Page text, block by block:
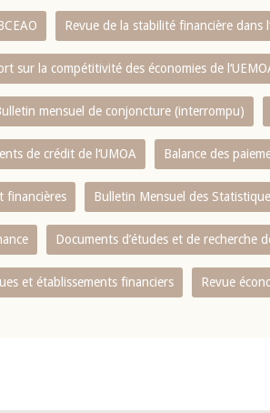
Revue de la stabilité financière dans
sur la compétitivité des économies de
mensuel de conjoncture (interrompu)
de crédit de l‘UMOA Balance des
financières Bulletin Mensuel des
Documents d’études et de recherche
et établissements financiers Revue